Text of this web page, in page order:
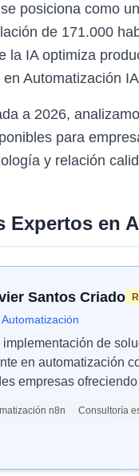
posiciona como
de 171.000
la IA optimiza
Automatización
a 2026,
para
y relación
Expertos en
Santos Criado
implementación de
en automatización
empresas
n8n Consultoría